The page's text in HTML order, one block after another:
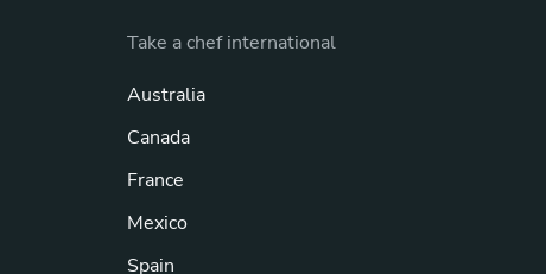
Take a chef international
Australia
Canada
France
Mexico
Spain